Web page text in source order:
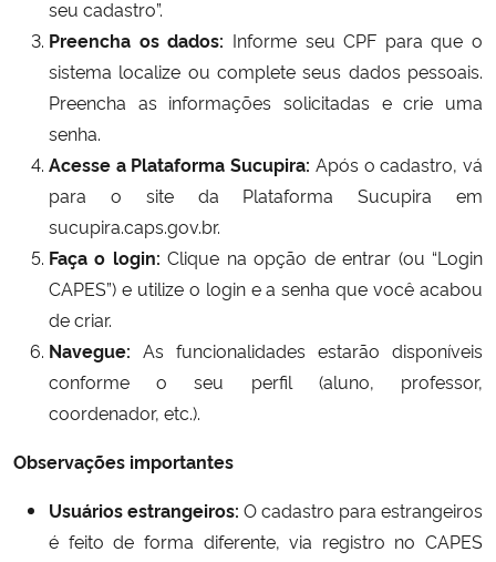
seu cadastro”.
Preencha os dados: Informe seu CPF para que o
sistema localize ou complete seus dados pessoais.
Preencha as informações solicitadas e crie uma
senha.
Acesse a Plataforma Sucupira: Após o cadastro, vá
para o site da Plataforma Sucupira em
sucupira.caps.gov.br.
Faça o login: Clique na opção de entrar (ou “Login
CAPES”) e utilize o login e a senha que você acabou
de criar.
Navegue: As funcionalidades estarão disponíveis
conforme o seu perfil (aluno, professor,
coordenador, etc.).
Observações importantes
Usuários estrangeiros: O cadastro para estrangeiros
é feito de forma diferente, via registro no CAPES